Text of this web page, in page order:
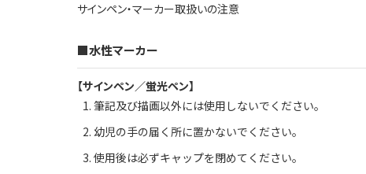
サインペン・マーカー取扱いの注意
■水性マーカー
【サインペン／蛍光ペン】
筆記及び描画以外には使用しないでください。
幼児の手の届く所に置かないでください。
使用後は必ずキャップを閉めてください。